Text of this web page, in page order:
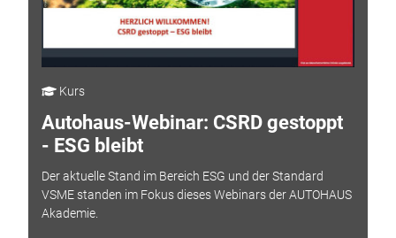
Kurs
Autohaus-Webinar: CSRD gestoppt
- ESG bleibt
Der aktuelle Stand im Bereich ESG und der Standard
VSME standen im Fokus dieses Webinars der AUTOHAUS
Akademie.